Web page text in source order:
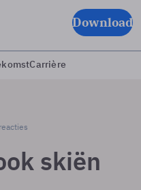
Download
Carrière
skiën